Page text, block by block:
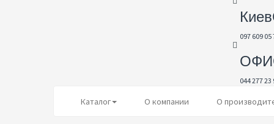
097 609 05
044 277 23
Каталог О компании О